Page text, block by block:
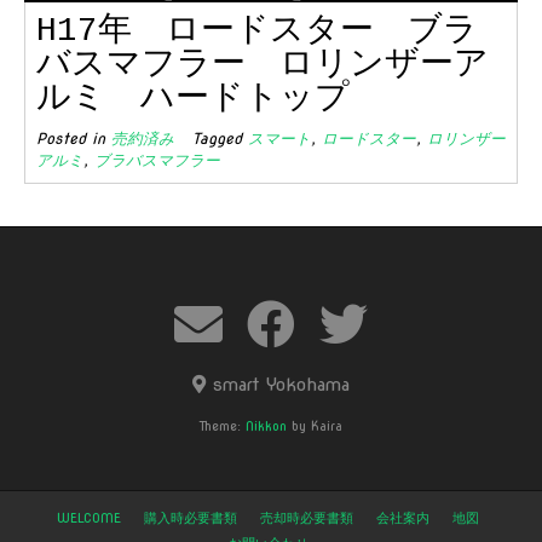
H17年 ロードスター ブラ
バスマフラー ロリンザーア
ルミ ハードトップ
Posted in 売約済み Tagged スマート , ロードスター, ロリンザー
アルミ , ブラバスマフラー
smart Yokohama
Theme: Nikkon by Kaira
WELCOME 購入時必要書類 売却時必要書類 会社案内
地図